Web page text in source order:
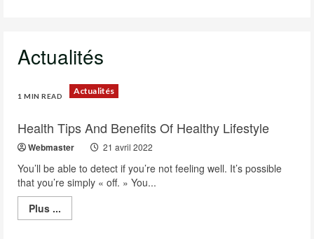
Actualités
1 MIN READ Actualités
Health Tips And Benefits Of Healthy Lifestyle
Webmaster 21 avril 2022
You’ll be able to detect if you’re not feeling well. It’s possible
that you’re simply « off. » You...
Plus ...
more